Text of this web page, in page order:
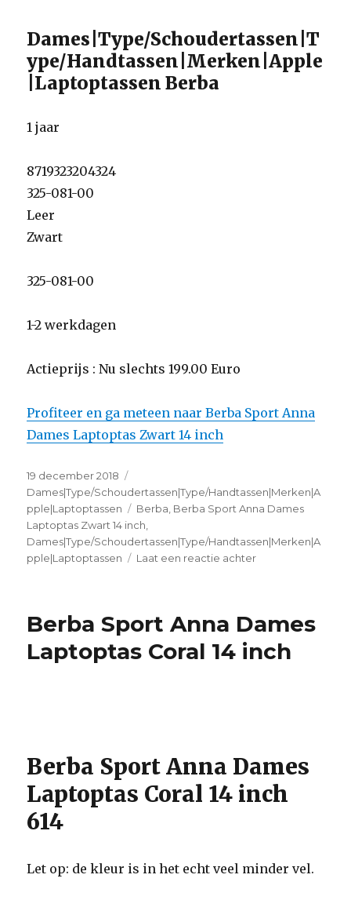
Dames|Type/Schoudertassen|T
ype/Handtassen|Merken|Apple
|Laptoptassen Berba
1 jaar
8719323204324
325-081-00
Leer
Zwart
325-081-00
1-2 werkdagen
Actieprijs : Nu slechts 199.00 Euro
Profiteer en ga meteen naar Berba Sport Anna
Dames Laptoptas Zwart 14 inch
Geplaatst
op
19 december 2018
Dames|Type/Schoudertassen|Type/Handtassen|Merken|A
pple|Laptoptassen
Tags
Berba, Berba Sport Anna Dames
Laptoptas Zwart 14 inch,
Dames|Type/Schoudertassen|Type/Handtassen|Merken|A
pple|Laptoptassen
Laat een reactie achter
Dames
Laptoptas
Zwart
Berba Sport Anna Dames
Laptoptas Coral 14 inch
Berba Sport Anna Dames
Laptoptas Coral 14 inch
614
Let op: de kleur is in het echt veel minder vel.